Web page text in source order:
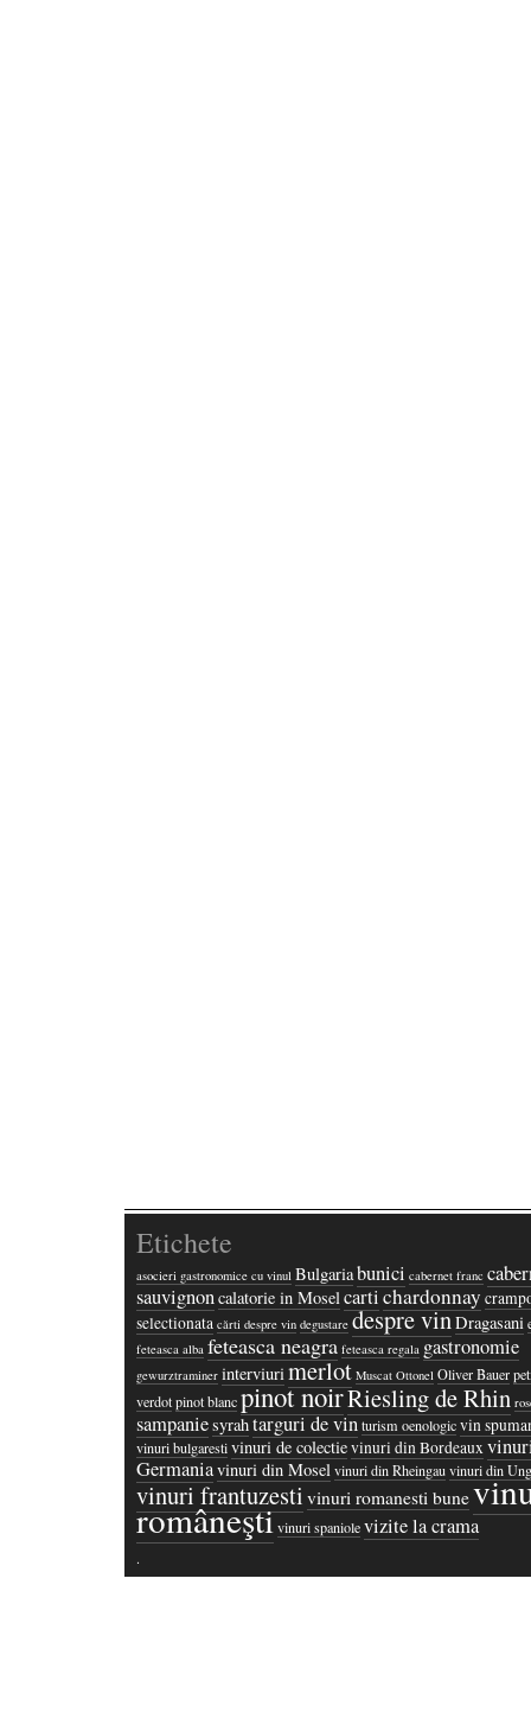
Etichete
asocieri gastronomice cu vinul Bulgariabunici cabernet franc
sauvignoncalatorie in Mosel cartichardonnay
selectionata cărti despre vin degustare despre vinDragasani
feteasca alba feteasca neagra feteasca regala gastronomie
gewurztraminer interviuri merlot Muscat Ottonel Oliver Bauer
verdotpinot blancpinot noirRiesling de Rhin
sampaniesyrahtarguri de vinturism oenologicvin
vinuri bulgarestivinuri de colectievinuri din Bordeaux
Germaniavinuri din Mosel vinuri din Rheingauvinuri din
vinuri frantuzesti vinuri romanesti bune
româneştivinuri spaniolevizite la crama
·